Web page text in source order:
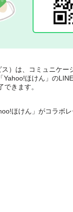
）は、コミュニケー
ほけん」の
きます。
ほけん」がコラボ